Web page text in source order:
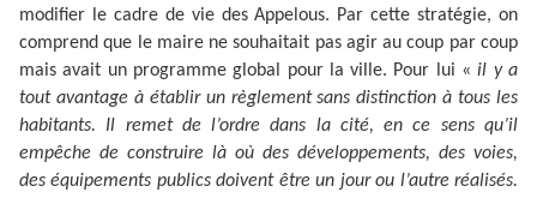
modifier le cadre de vie des Appelous. Par cette stratégie, on
comprend que le maire ne souhaitait pas agir au coup par coup
mais avait un programme global pour la ville. Pour lui «il y a
tout avantage à établir un règlement sans distinction à tous les
habitants. Il remet de l’ordre dans la cité, en ce sens qu’il
empêche de construire là où des développements, des voies,
des équipements publics doivent être un jour ou l’autre réalisés.